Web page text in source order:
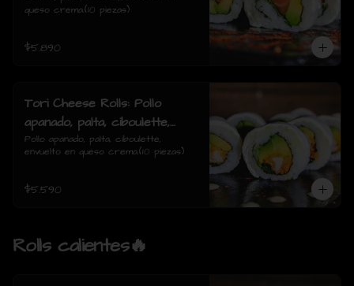
queso crema.(10 piezas)
$5.890
Tori Cheese Rolls: Pollo
apanado, palta, ciboulette,
envuelto en queso crema.
Pollo apanado, palta, ciboulette,
envuelto en queso crema.(10 piezas)
$5.590
Rolls calientes🔥